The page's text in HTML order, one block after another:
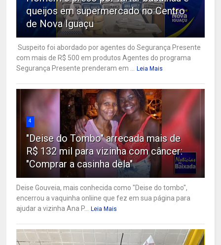
queijos em supermercado no Centro
de Nova Iguaçu
Suspeito foi abordado por agentes do Segurança Presente
com mais de R$ 500 em produtos Agentes do programa
Segurança Presente prenderam em ...
Leia Mais
4
"Deise do Tombo" arrecada mais de
R$ 132 mil para vizinha com câncer:
"Comprar a casinha dela"
Deise Gouveia, mais conhecida como "Deise do tombo",
encerrou a vaquinha onliine que fez em sua página para
ajudar a vizinha Ana P...
Leia Mais